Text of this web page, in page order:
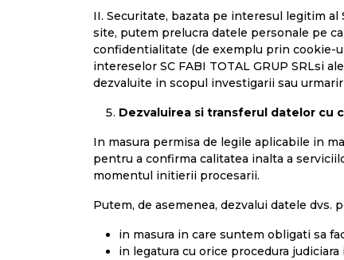
II. Securitate, bazata pe interesul legitim al
site, putem prelucra datele personale pe
confidentialitate (de exemplu prin cookie-
intereselor SC FABI TOTAL GRUP SRLsi
dezvaluite in scopul investigarii sau
Dezvaluirea si transferul datelor cu
In masura permisa de legile aplicabile in
pentru a confirma calitatea inalta a
momentul initierii procesarii.
Putem, de asemenea, dezvalui datele dvs.
in masura in care suntem obligati sa
in legatura cu orice procedura